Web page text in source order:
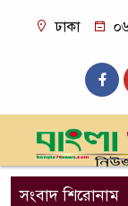
ঢাকা
সংবাদ শিরোনাম
সাকিব আল